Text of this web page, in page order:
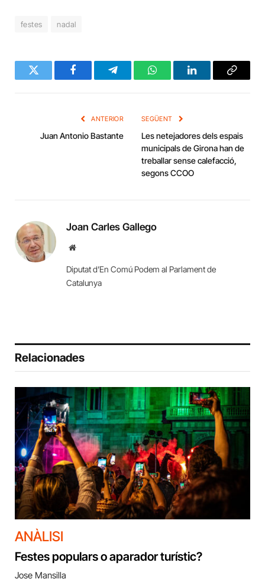
festes nadal
Twitter FacebookTelegramWhatsAppLinkedInCopy
ANTERIOR
Juan Antonio Bastante
SEGÜENT
Les netejadores dels espais
municipals de Girona han de
treballar sense calefacció,
segons CCOO
Joan Carles Gallego
Website
Diputat d’En Comú Podem al Parlament de
Catalunya
Relacionades
ANÀLISI
Festes populars o aparador turístic?
Jose Mansilla